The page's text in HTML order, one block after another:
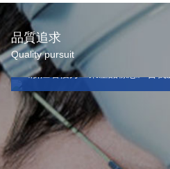
品質追求
Quality pursuit
《浙江省優秀工業產品標志》含義